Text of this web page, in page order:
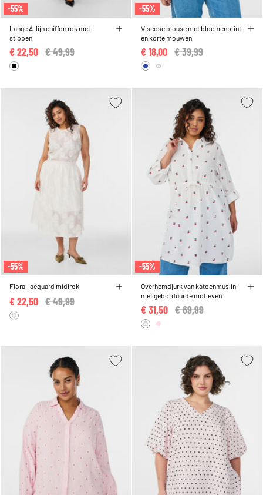
-55%
Lange A-lijn chiffon rok met
stippen
Price reduced from
€ 49,99
€ 22,50
-55%
Viscose blouse met bloemenprint
en korte mouwen
Price reduced from
€ 39,99
€ 18,00
-55%
Floral jacquard midirok
Price reduced from
€ 49,99
€ 22,50
-55%
Overhemdjurk van katoenmuslin
met geborduurde motieven
Price reduced from
€ 69,99
€ 31,50